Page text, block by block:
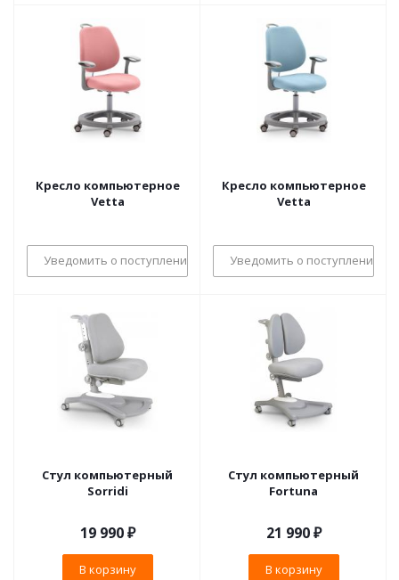
Кресло компьютерное
Vetta
Уведомить о поступлении
Кресло компьютерное
Vetta
Уведомить о поступлении
Стул компьютерный
Sorridi
19 990₽
В корзину
Стул компьютерный
Fortuna
21 990₽
В корзину